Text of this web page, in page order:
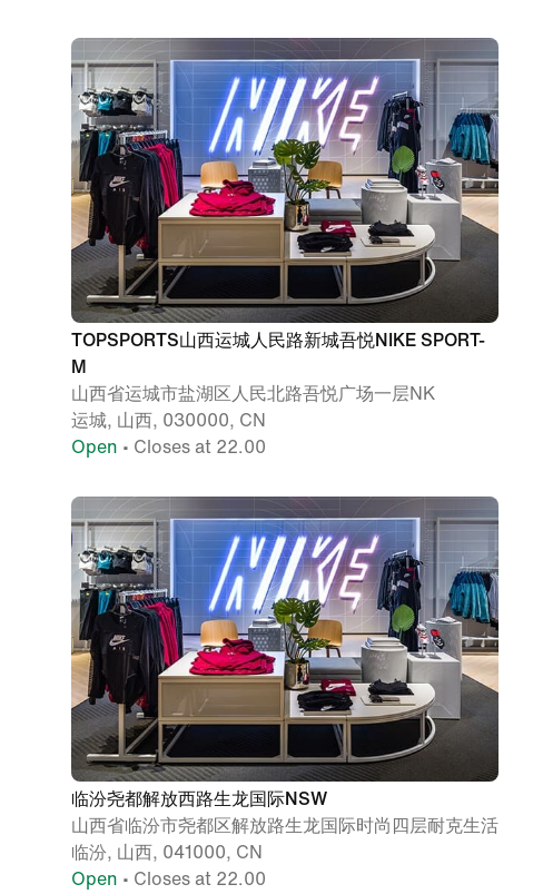
TOPSPORTS山西运城人民路新城吾悦NIKE SPORT-
M
山西省运城市盐湖区人民北路吾悦广场一层NK
运城, 山西, 030000, CN
Open • Closes at 22.00
临汾尧都解放西路生龙国际NSW
山西省临汾市尧都区解放路生龙国际时尚四层耐克生活
临汾, 山西, 041000, CN
Open • Closes at 22.00